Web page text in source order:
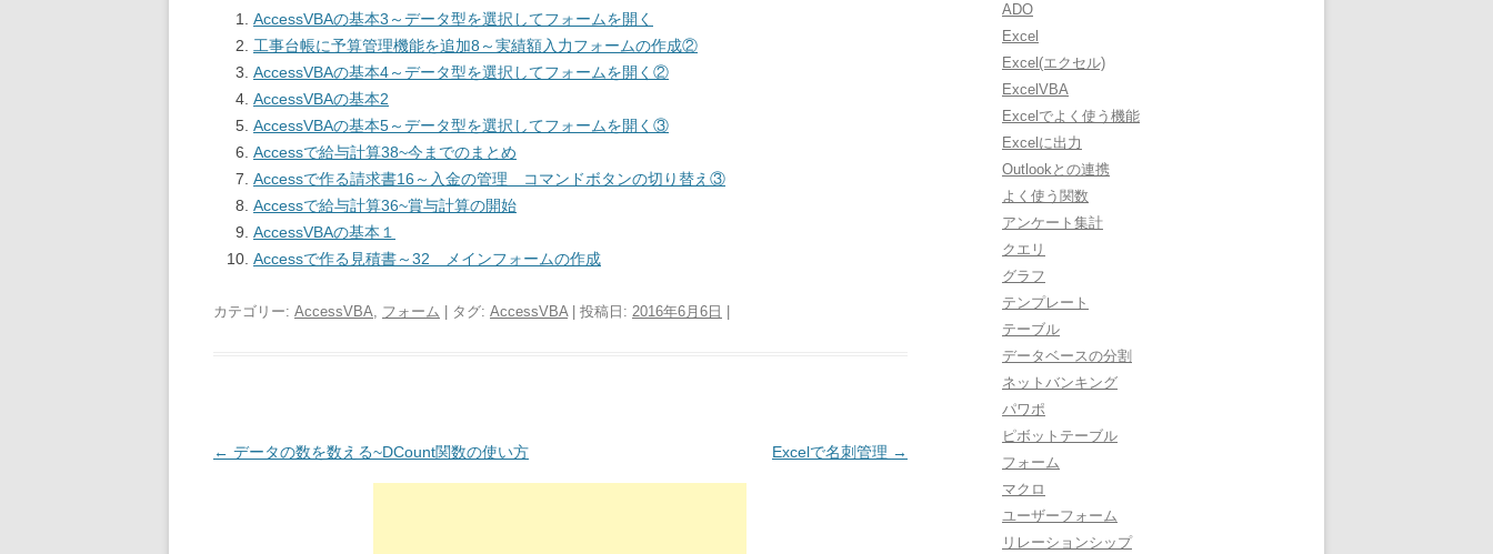
AccessVBAの基本3～データ型を選択してフォームを開く
工事台帳に予算管理機能を追加8～実績額入力フォームの作成②
AccessVBAの基本4～データ型を選択してフォームを開く②
AccessVBAの基本2
AccessVBAの基本5～データ型を選択してフォームを開く③
Accessで給与計算38~今までのまとめ
Accessで作る請求書16～入金の管理 コマンドボタンの切り替え③
Accessで給与計算36~賞与計算の開始
AccessVBAの基本１
Accessで作る見積書～32 メインフォームの作成
カテゴリー: AccessVBA, フォーム | タグ: AccessVBA| 投稿日: 2016年6月6日
投稿ナビゲーション
← データの数を数える~DCount関数の使い方 Excelで名刺管理 →
ADO
Excel
Excel(エクセル)
ExcelVBA
Excelでよく使う機能
Excelに出力
Outlookとの連携
よく使う関数
アンケート集計
クエリ
グラフ
テンプレート
テーブル
データベースの分割
ネットバンキング
パワポ
ピボットテーブル
フォーム
マクロ
ユーザーフォーム
リレーションシップ